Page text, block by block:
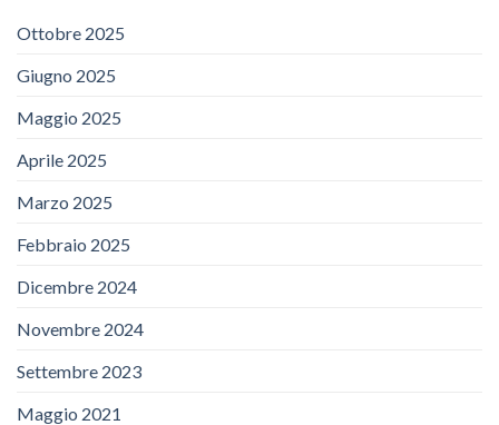
Ottobre 2025
Giugno 2025
Maggio 2025
Aprile 2025
Marzo 2025
Febbraio 2025
Dicembre 2024
Novembre 2024
Settembre 2023
Maggio 2021